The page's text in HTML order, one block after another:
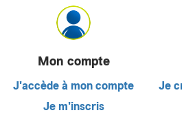
Mon compte
J'accède à mon compte
Je m'inscris
Je